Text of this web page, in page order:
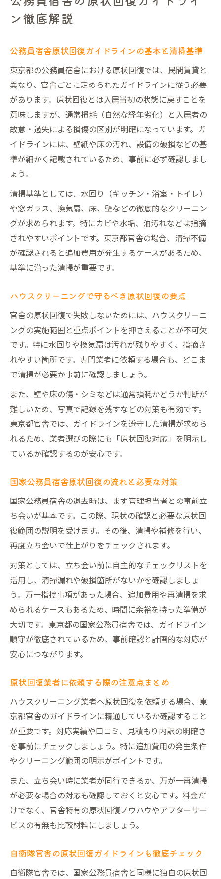
ン徹底解説
公務員宿舎原状回復ガイドラインの基本と清掃基準
東京都の公務員宿舎における原状回復では、民間賃貸と
異なり、官舎ごとに定められたガイドラインに従う必要
があります。原状回復とは入居当初の状態に戻すことを
意味しますが、通常損耗（自然な経年劣化）と入居者の
故意・過失による損傷の区別が明確になっています。ガ
イドラインには、壁紙や床の汚れ、設備の破損などの基
準が細かく記載されているため、事前に必ず確認しまし
ょう。
清掃基準としては、水回り（キッチン・浴室・トイレ）
や窓ガラス、換気扇、床、壁などの徹底的なクリーニン
グが求められます。特にカビや水垢、油汚れなどは指摘
されやすいポイントです。東京都官舎の場合、清掃不備
が確認されると追加費用が発生するケースがあるため、
基準に沿った清掃が重要です。
ハウスクリーニングで守るべき原状回復の要点
官舎の原状回復で失敗しないためには、ハウスクリーニ
ングの実施範囲と重点ポイントを押さえることが不可欠
です。特に水回りや換気扇は汚れが残りやすく、指摘さ
れやすい箇所です。専門業者に依頼する場合も、どこま
で清掃が必要か事前に確認しましょう。
また、壁や床の傷・シミなどは通常損耗かどうか判断が
難しいため、写真で記録を残すなどの対策も有効です。
東京都官舎では、ガイドラインを遵守した清掃が求めら
れるため、業者選びの際にも「原状回復対応」を明示し
ているか確認するのが安心です。
国家公務員宿舎原状回復の流れと必要な対策
国家公務員宿舎の退去時は、まず管理担当者との事前立
ち会いが基本です。この際、現状の確認と必要な原状回
復範囲の説明を受けます。その後、清掃や補修を行い、
再度立ち会いで仕上がりをチェックされます。
対策としては、立ち会い前に自主的なチェックリストを
活用し、清掃漏れや破損箇所がないかを確認しましょ
う。万一指摘事項があった場合、追加費用や再清掃を求
められるケースもあるため、時間に余裕を持った準備が
大切です。東京都の国家公務員宿舎では、ガイドライン
順守が徹底されているため、事前確認と計画的な対応が
安心につながります。
原状回復業者に依頼する際の注意点まとめ
ハウスクリーニング業者へ原状回復を依頼する場合、東
京都官舎のガイドラインに精通しているか確認すること
が重要です。対応実績や口コミ、見積もり内訳の明確さ
を事前にチェックしましょう。特に追加費用の発生条件
やクリーニング範囲の明示がポイントです。
また、立ち会い時に業者が同行できるか、万が一再清掃
が必要な場合の対応も確認しておくと安心です。料金だ
けでなく、官舎特有の原状回復ノウハウやアフターサー
ビスの有無も比較材料にしましょう。
自衛隊官舎の原状回復ガイドラインも徹底チェック
自衛隊官舎では、国家公務員宿舎と同様に独自の原状回